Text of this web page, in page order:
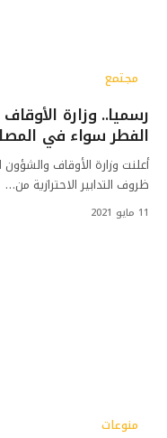
مجتمع
رسميا.. وزارة
الفطر سواء في
أعلنت وزارة الأوقاف والشؤون
ظروف التدابير الاحترازية من…
11 مايو 2021
منوعات